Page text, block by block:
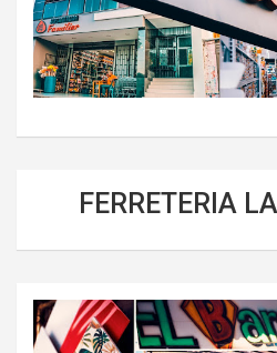
FERRETERIA